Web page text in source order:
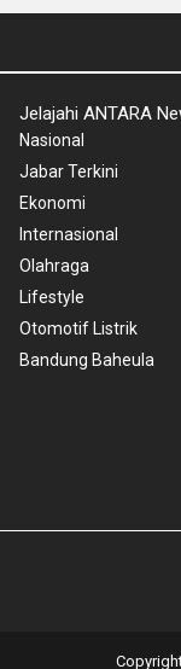
Jelajahi ANTARA
Nasional
Jabar Terkini
Ekonomi
Internasional
Olahraga
Lifestyle
Otomotif Listrik
Bandung Baheula